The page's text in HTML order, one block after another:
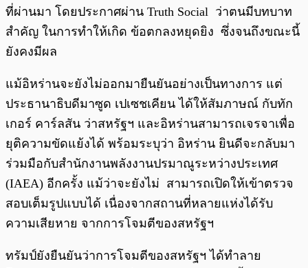
ที่ผ่านมา โดยประกาศผ่าน Truth Social ว่าตนมีบทบาท
สำคัญ ในการทำให้เกิด ข้อตกลงหยุดยิง ซึ่งจนถึงขณะนี้
ยังคงมีผล
แม้อิหร่านจะยังไม่ออกมายืนยันอย่างเป็นทางการ แต่
ประธานาธิบดีมาซูด เปเซชเคียน ได้ให้สัมภาษณ์ กับทัก
เกอร์ คาร์ลสัน ว่าสหรัฐฯ และอิหร่านสามารถเจรจาเพื่อ
ยุติความขัดแย้งได้ พร้อมระบุว่า อิหร่าน ยินดีจะกลับมา
ร่วมมือกับสำนักงานพลังงานปรมาณูระหว่างประเทศ
(IAEA) อีกครั้ง แม้ว่าจะยังไม่ สามารถเปิดให้เข้าตรวจ
สอบเต็มรูปแบบได้ เนื่องจากสถานที่หลายแห่งได้รับ
ความเสียหาย จากการโจมตีของสหรัฐฯ
ทรัมป์ยังยืนยันว่าการโจมตีของสหรัฐฯ ได้ทำลาย